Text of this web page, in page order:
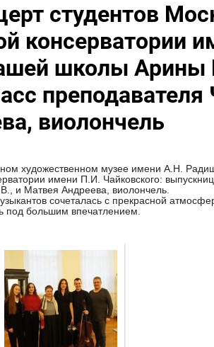
студентов
консерватории
школы Арины
виолончель
художественном музее имени А.Н.
имени П.И. Чайковского:
и Матвея Андреева, виолончель.
сочеталась с прекрасной
под большим впечатлением.